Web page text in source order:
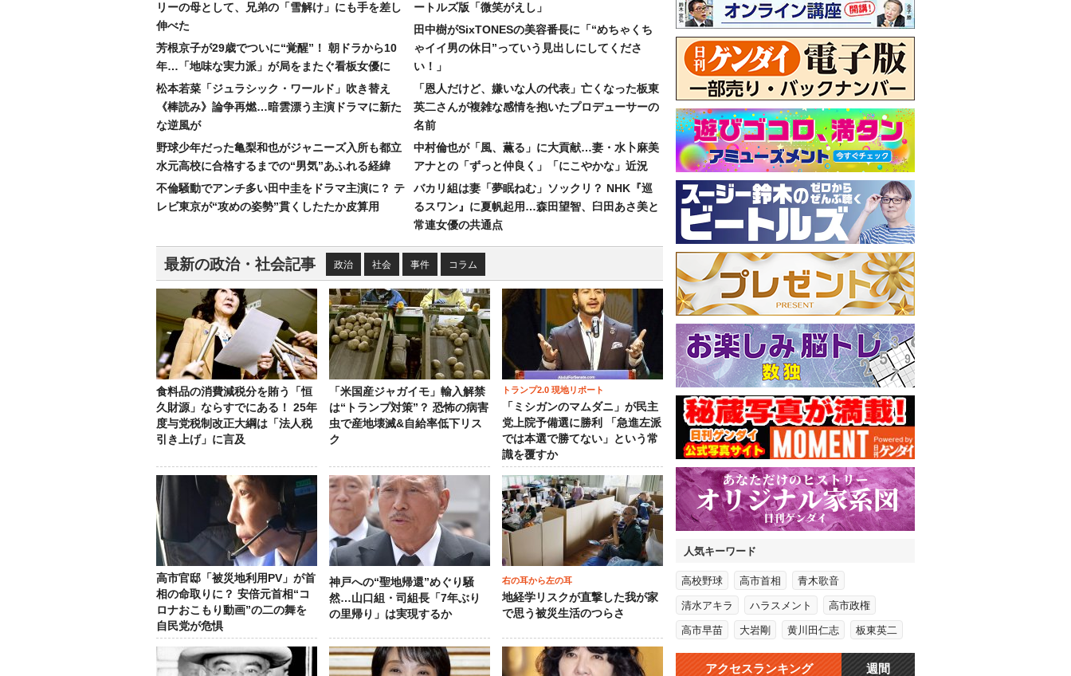
リーの母として、兄弟の「雪解け」にも手を差し
伸べた
芳根京子が29歳でついに“覚醒”！ 朝ドラから10
年…「地味な実力派」が局をまたぐ看板女優に
松本若菜「ジュラシック・ワールド」吹き替え
《棒読み》論争再燃…暗雲漂う主演ドラマに新た
な逆風が
野球少年だった亀梨和也がジャニーズ入所も都立
水元高校に合格するまでの“男気”あふれる経緯
不倫騒動でアンチ多い田中圭をドラマ主演に？ テ
レビ東京が“攻めの姿勢”貫くしたたか皮算用
ートルズ版「微笑がえし」
田中樹がSixTONESの美容番長に「“めちゃくち
ゃイイ男の休日”っていう見出しにしてくださ
い！」
「恩人だけど、嫌いな人の代表」亡くなった板東
英二さんが複雑な感情を抱いたプロデューサーの
名前
中村倫也が「風、薫る」に大貢献…妻・水卜麻美
アナとの「ずっと仲良く」「にこやかな」近況
バカリ組は妻「夢眠ねむ」ソックリ？ NHK『巡
るスワン』に夏帆起用…森田望智、臼田あさ美と
常連女優の共通点
最新の政治・社会記事 政治 社会 事件 コラム
食料品の消費減税分を賄う「恒
久財源」ならすでにある！ 25年
度与党税制改正大綱は「法人税
引き上げ」に言及
「米国産ジャガイモ」輸入解禁
は“トランプ対策”？ 恐怖の病害
虫で産地壊滅&自給率低下リス
ク
トランプ2.0 現地リポート
「ミシガンのマムダニ」が民主
党上院予備選に勝利 「急進左派
では本選で勝てない」という常
識を覆すか
高市官邸「被災地利用PV」が首
相の命取りに？ 安倍元首相“コ
ロナおこもり動画”の二の舞を
自民党が危惧
神戸への“聖地帰還”めぐり騒
然…山口組・司組長「7年ぶり
の里帰り」は実現するか
右の耳から左の耳
地経学リスクが直撃した我が家
で思う被災生活のつらさ
人気キーワード
高校野球 高市首相 青木歌音
清水アキラ ハラスメント 高市政権
高市早苗 大岩剛 黄川田仁志 板東英二
アクセスランキング 週間